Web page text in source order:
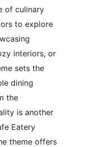
of culinary
to explore
interiors, or
sets the
dining
the
is another
Eatery
theme offers